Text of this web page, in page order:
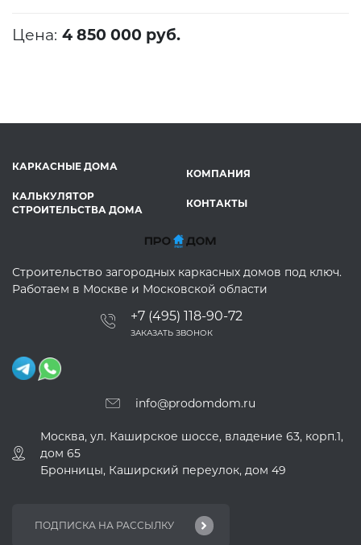
Цена: 4 850 000 руб.
КАРКАСНЫЕ ДОМА
КАЛЬКУЛЯТОР
СТРОИТЕЛЬСТВА ДОМА
КОМПАНИЯ
КОНТАКТЫ
Строительство загородных каркасных домов под ключ.
Работаем в Москве и Московской области
+7 (495) 118-90-72
ЗАКАЗАТЬ ЗВОНОК
info@prodomdom.ru
Москва, ул. Каширское шоссе, владение 63, корп.1,
дом 65
Бронницы, Каширский переулок, дом 49